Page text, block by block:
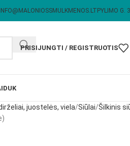
INFO@MALONIOSSMULKMENOS.LT PYLIMO G.
PRISIJUNGTI / REGISTRUOTIS
DUK
juostelės, viela Siūlai Šilkinis